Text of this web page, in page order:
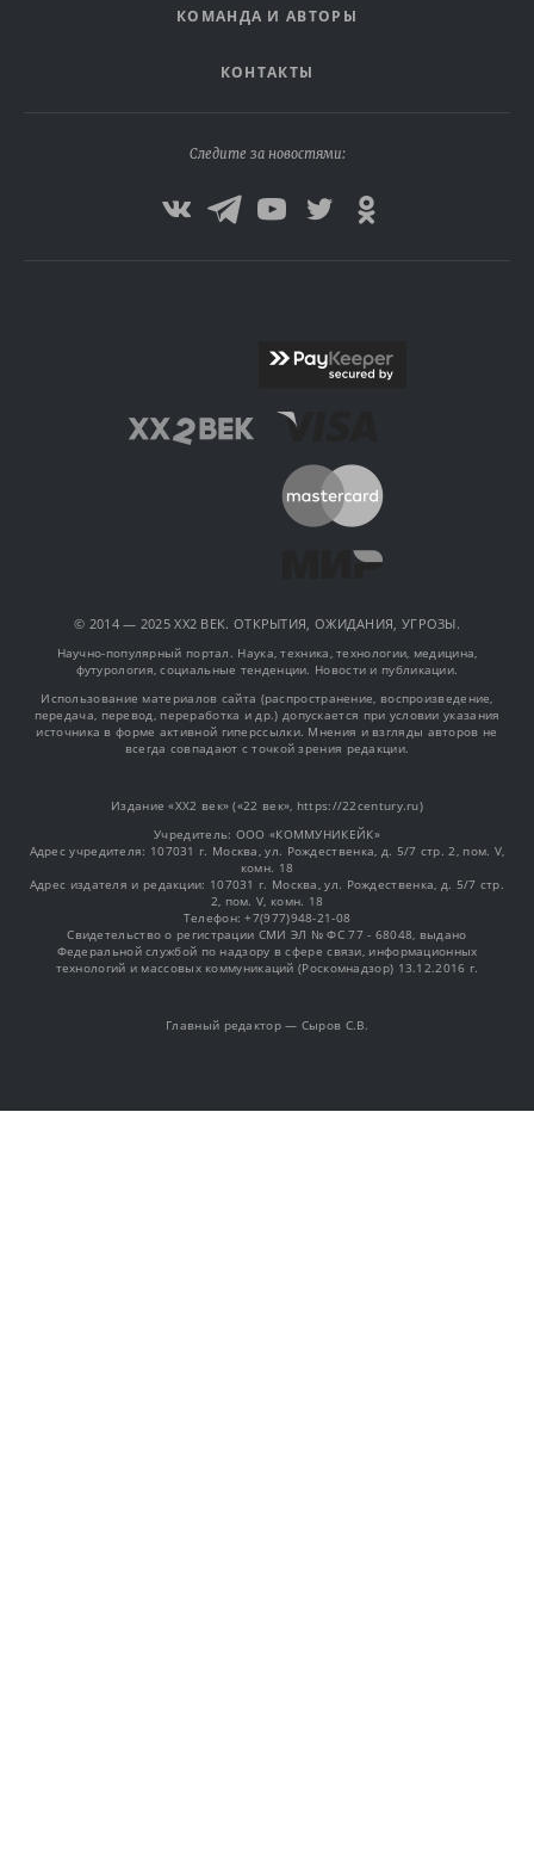
КОМАНДА И АВТОРЫ
КОНТАКТЫ
Следите за новостями:
© 2014 — 2025 XX2 ВЕК. ОТКРЫТИЯ, ОЖИДАНИЯ, УГРОЗЫ.
Научно-популярный портал. Наука, техника, технологии, медицина,
футурология, социальные тенденции. Новости и публикации.
Использование материалов сайта (распространение, воспроизведение,
передача, перевод, переработка и др.) допускается при условии указания
источника в форме активной гиперссылки. Мнения и взгляды авторов не
всегда совпадают с точкой зрения редакции.
Издание «XX2 век» («22 век», https://22century.ru)
Учредитель: OOO «КОММУНИКЕЙК»
Адрес учредителя: 107031 г. Москва, ул. Рождественка, д. 5/7 стр. 2, пом. V,
комн. 18
Адрес издателя и редакции: 107031 г. Москва, ул. Рождественка, д. 5/7 стр.
2, пом. V, комн. 18
Телефон: +7(977)948-21-08
Свидетельство о регистрации СМИ ЭЛ № ФС 77 - 68048, выдано
Федеральной службой по надзору в сфере связи, информационных
технологий и массовых коммуникаций (Роскомнадзор) 13.12.2016 г.
Главный редактор — Сыров С.В.